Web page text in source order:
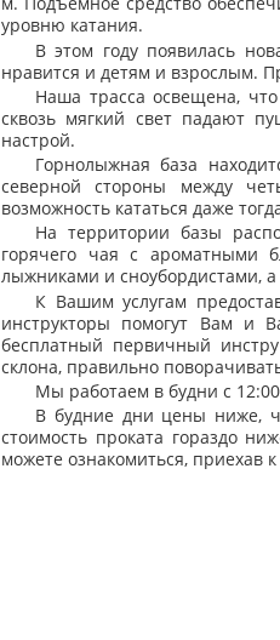
уровню катания.
В этом году появилась
нравится и детям и взрослым.
Наша трасса освещена,
сквозь мягкий свет падают
настрой.
Горнолыжная база
северной стороны между
возможность кататься даже
На территории базы
горячего чая с ароматными
лыжниками и сноубордистами,
К Вашим услугам
инструкторы помогут Вам и
бесплатный первичный
склона, правильно
Мы работаем в будни с
В будние дни цены ниже,
стоимость проката гораздо
можете ознакомиться, приехав